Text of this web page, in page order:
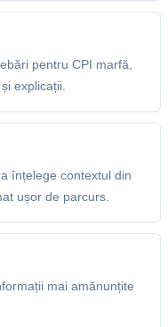
pentru CPI marfă,
explicații.
înțelege contextul din
ușor de parcurs.
mai amănunțite